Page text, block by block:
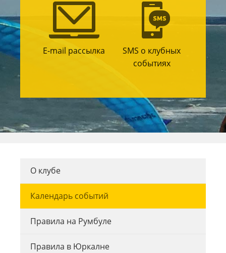
E-mail рассылка
SMS о клубных
событиях
О клубе
Календарь событий
Правила на Румбуле
Правила в Юркалне